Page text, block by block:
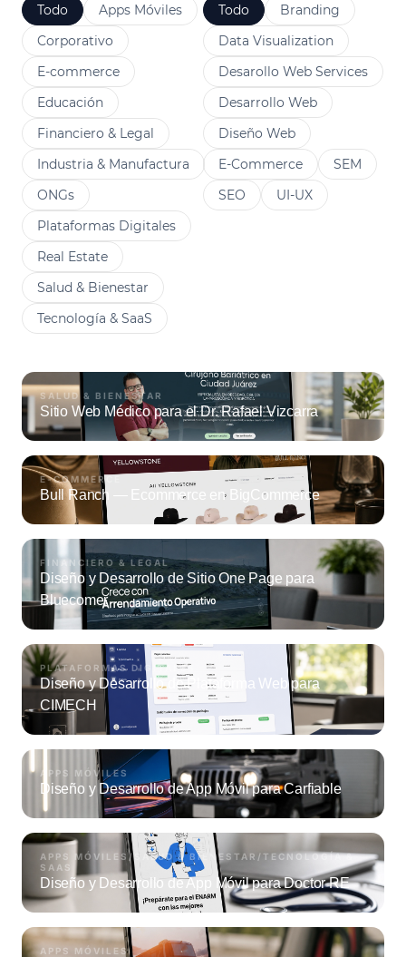
Apps Móviles
Corporativo
E-commerce
Educación
Financiero & Legal
Industria & Manufactura
ONGs
Plataformas Digitales
Real Estate
Salud & Bienestar
Tecnología & SaaS
Todo
Branding
Data Visualization
Desarollo Web Services
Desarrollo Web
Diseño Web
E-Commerce
SEM
SEO
UI-UX
Todo
SALUD & BIENESTAR
Sitio Web Médico para el Dr. Rafael Vizcarra
E-COMMERCE
Bull Ranch — Ecommerce en BigCommerce
FINANCIERO & LEGAL
Diseño y Desarrollo de Sitio One Page para
Bluecomer
PLATAFORMAS DIGITALES
Diseño y Desarrollo de Plataforma Web para
CIMECH
APPS MÓVILES
Diseño y Desarrollo de App Móvil para Carfiable
APPS MÓVILES / SALUD & BIENESTAR / TECNOLOGÍA &
SAAS
Diseño y Desarrollo de App Móvil para Doctor RE
APPS MÓVILES